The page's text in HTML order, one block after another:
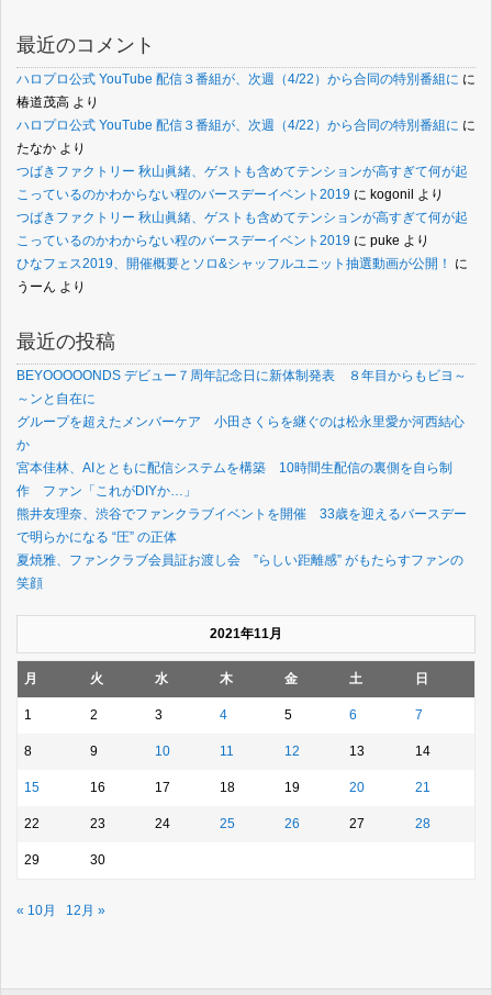
最近のコメント
ハロプロ公式 YouTube 配信３番組が、次週（4/22）から合同の特別番組に に
椿道茂高 より
ハロプロ公式 YouTube 配信３番組が、次週（4/22）から合同の特別番組に に
たなか より
つばきファクトリー 秋山眞緒、ゲストも含めてテンションが高すぎて何が起
こっているのかわからない程のバースデーイベント2019 に kogonil より
つばきファクトリー 秋山眞緒、ゲストも含めてテンションが高すぎて何が起
こっているのかわからない程のバースデーイベント2019 に puke より
ひなフェス2019、開催概要とソロ&シャッフルユニット抽選動画が公開！
に
うーん より
最近の投稿
BEYOOOOONDS デビュー７周年記念日に新体制発表 ８年目からもビヨ～
～ンと自在に
グループを超えたメンバーケア 小田さくらを継ぐのは松永里愛か河西結心
か
宮本佳林、AIとともに配信システムを構築 10時間生配信の裏側を自ら制
作 ファン「これがDIYか…」
熊井友理奈、渋谷でファンクラブイベントを開催 33歳を迎えるバースデー
で明らかになる “圧” の正体
夏焼雅、ファンクラブ会員証お渡し会 ”らしい距離感” がもたらすファンの
笑顔
2021年11月
月 火 水 木 金 土 日
1 2 3 4 5 6 7
8 9 10 11 12 13 14
15 16 17 18 19 20 21
22 23 24 25 26 27 28
29 30
« 10月 12月 »